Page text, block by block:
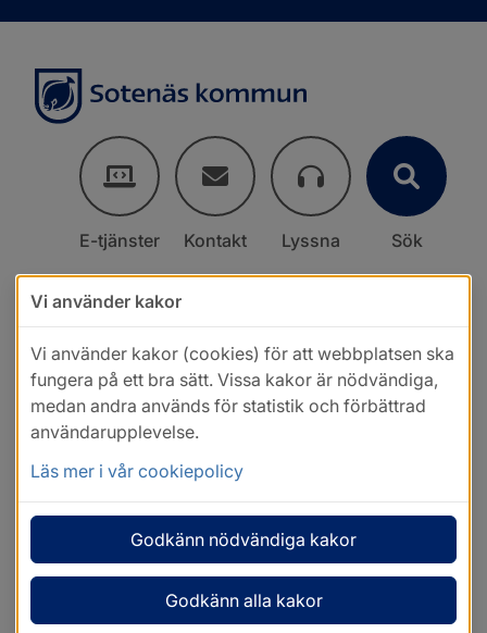
E-tjänster Kontakt Lyssna Sök
Vi använder kakor
Vi använder kakor (cookies) för att webbplatsen ska
fungera på ett bra sätt. Vissa kakor är nödvändiga,
medan andra används för statistik och förbättrad
användarupplevelse.
Läs mer i vår cookiepolicy
Godkänn nödvändiga kakor
Godkänn alla kakor